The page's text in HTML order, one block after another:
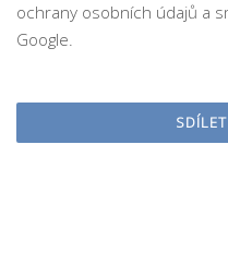
ochrany osobních údajů a
Google.